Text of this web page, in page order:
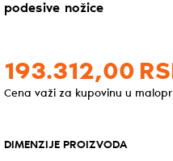
podesive nožice
193.312,00
Cena važi za kupovinu u
DIMENZIJE PROIZVODA